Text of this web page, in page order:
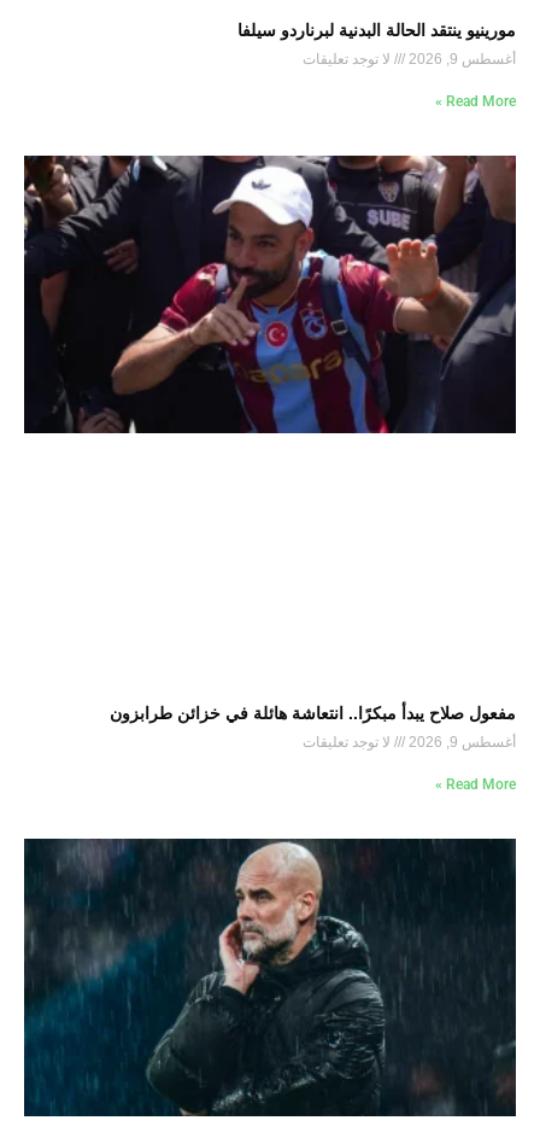
مورينيو ينتقد الحالة البدنية لبرناردو سيلفا
أغسطس 9, 2026 لا توجد تعليقات
Read More »
مفعول صلاح يبدأ مبكرًا.. انتعاشة هائلة في خزائن طرابزون
أغسطس 9, 2026 لا توجد تعليقات
Read More »